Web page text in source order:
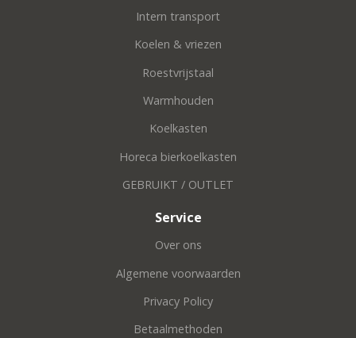
Intern transport
Koelen & vriezen
Roestvrijstaal
Warmhouden
Koelkasten
Horeca bierkoelkasten
GEBRUIKT / OUTLET
Service
Over ons
Algemene voorwaarden
Privacy Policy
Betaalmethoden